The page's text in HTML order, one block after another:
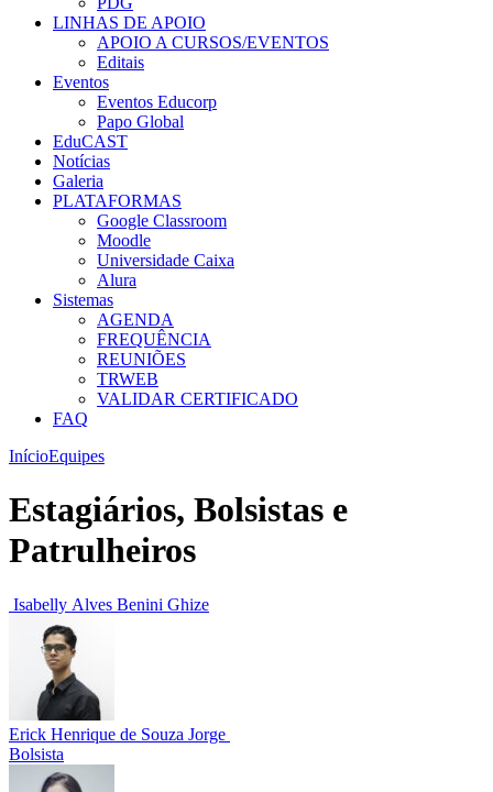
LINHAS DE APOIO
APOIO A CURSOS/EVENTOS
Editais
Eventos
Eventos Educorp
Papo Global
EduCAST
Notícias
Galeria
PLATAFORMAS
Google Classroom
Moodle
Universidade Caixa
Alura
Sistemas
AGENDA
FREQUÊNCIA
REUNIÕES
TRWEB
VALIDAR CERTIFICADO
FAQ
InícioEquipes
Estagiários, Bolsistas e
Patrulheiros
Isabelly Alves Benini Ghize
Erick Henrique de Souza Jorge
Bolsista